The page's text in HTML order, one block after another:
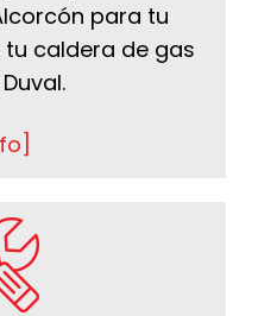
para tu
caldera de gas